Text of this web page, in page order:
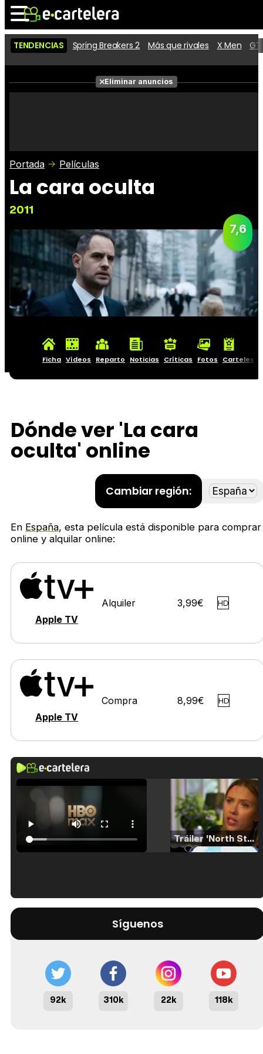
Noticias
Cartelera
Críticas
TENDENCIAS Spring Breakers 2 Más que rivales X Men
Eliminar anuncios
Portada Películas
La cara oculta
2011
7,6
Ficha Vídeos Reparto Noticias Críticas Fotos Carteles
Dónde ver 'La cara
oculta' online
Cambiar región:
En España, esta película está disponible para comprar
online y alquilar online:
Apple TV
Alquiler 3,99€ HD
Apple TV
Compra 8,99€ HD
Tráiler 'North Star' (2023)
Tráiler en español de 'La isla olvidada'
Síguenos
92k 310k 22k 118k